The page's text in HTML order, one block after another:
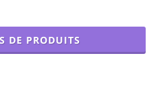
DE PRODUITS